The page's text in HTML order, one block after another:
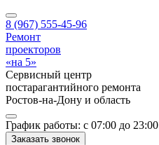
8 (967) 555-45-96
Ремонт
проекторов
«на 5»
Сервисный центр
постарагантийного ремонта
Ростов-на-Дону и область
График работы: с 07:00 до 23:00
Заказать звонок